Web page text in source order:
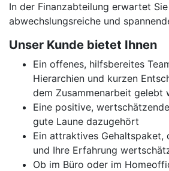
In der Finanzabteilung erwartet
abwechslungsreiche und
Unser Kunde bietet Ihnen
Ein offenes, hilfsbereites
Hierarchien und kurzen
dem Zusammenarbeit gelebt
Eine positive,
gute Laune dazugehört
Ein attraktives Gehaltspaket,
und Ihre Erfahrung
Ob im Büro oder im